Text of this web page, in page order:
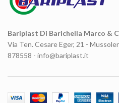
Bariplast Di Barichella Marco &
Via Ten. Cesare Eger, 21 -
878558 - info@bariplast.it